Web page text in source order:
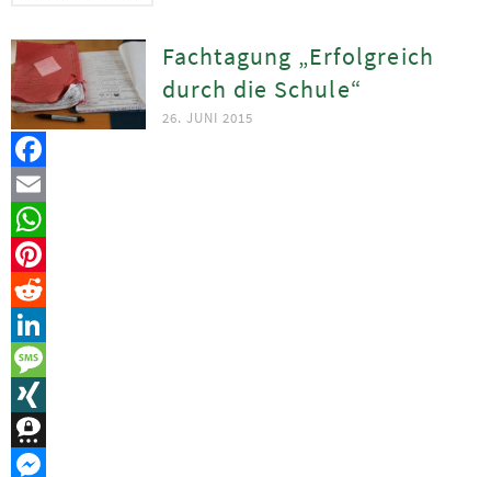
Fachtagung „Erfolgreich
durch die Schule“
26. JUNI 2015
Facebook
Email
WhatsApp
Pinterest
Reddit
LinkedIn
Message
XING
Threema